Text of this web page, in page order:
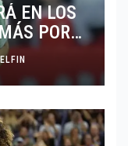
EN LOS
POR